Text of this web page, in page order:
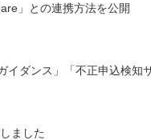
」との連携方法を公開
イダンス」「不正申込検知
ました